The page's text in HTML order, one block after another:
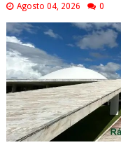
Agosto 04, 2026 0